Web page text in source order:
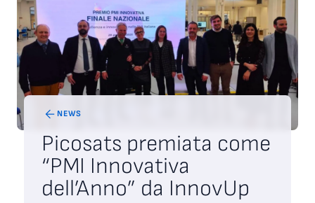
NEWS
Picosats premiata come
“PMI Innovativa
dell’Anno” da InnovUp